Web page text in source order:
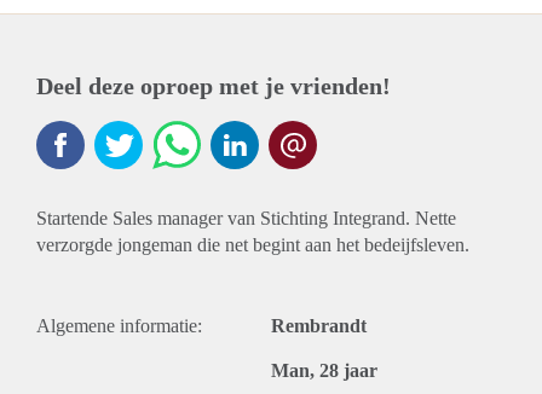
Deel deze oproep met je vrienden!
Startende Sales manager van Stichting Integrand. Nette
verzorgde jongeman die net begint aan het bedeijfsleven.
Algemene informatie: Rembrandt
Man, 28 jaar